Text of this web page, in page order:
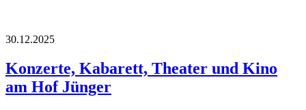
30.12.2025
Konzerte, Kabarett, Theater und Kino
am Hof Jünger